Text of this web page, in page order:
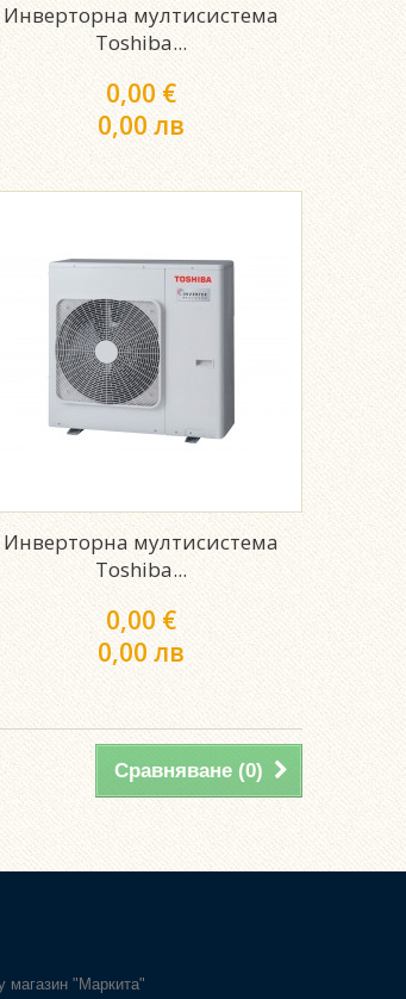
Инверторна мултисистема
Toshiba...
0,00 €
0,00 лв
Инверторна мултисистема
Toshiba...
0,00 €
0,00 лв
Сравняване (0)
"Маркита"